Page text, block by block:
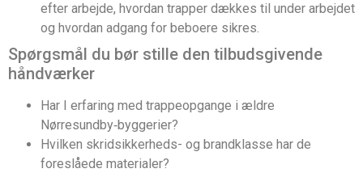
efter arbejde, hvordan trapper dækkes til under arbejdet
og hvordan adgang for beboere sikres.
Spørgsmål du bør stille den tilbudsgivende
håndværker
Har I erfaring med trappeopgange i ældre
Nørresundby‑byggerier?
Hvilken skridsikkerheds- og brandklasse har de
foreslåede materialer?